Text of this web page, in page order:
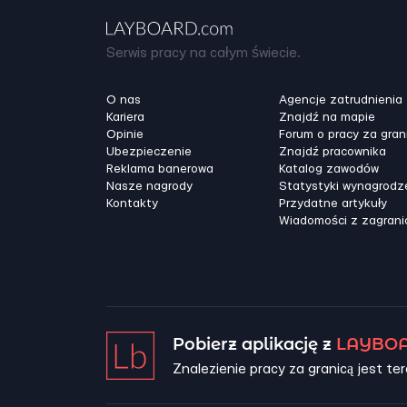
Serwis pracy na całym świecie.
O nas
Kariera
Opinie
Ubezpieczenie
Reklama banerowa
Nasze nagrody
Kontakty
Agencje zatrudnienia
Znajdź na mapie
Forum o pracy za
Znajdź pracownika
Katalog zawodów
Statystyki
Przydatne artykuły
Wiadomości z
Pobierz aplikację z
Znalezienie pracy za granicą jest